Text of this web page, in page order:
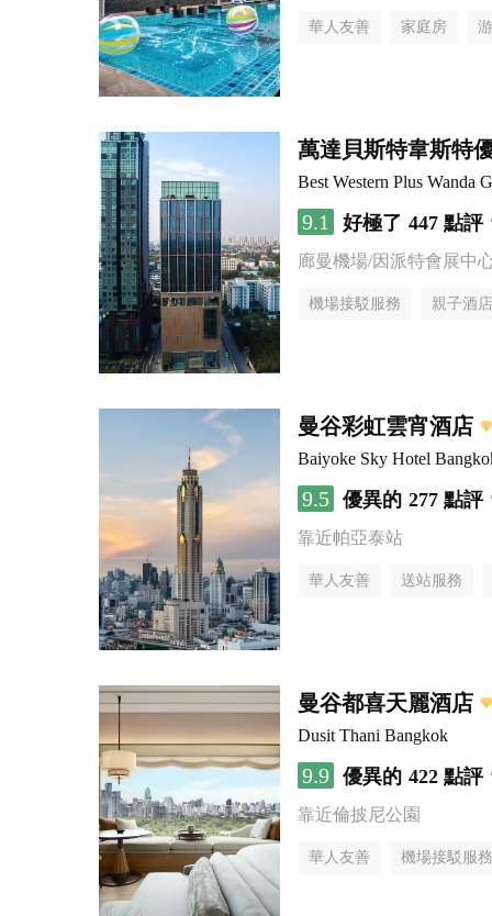
華人友善 家庭房
萬達貝斯特韋斯特
Best Western Plus Wanda
9.1 好極了 447 點評
廊曼機場/因派特會展中
機場接駁服務 親子酒店
曼谷彩虹雲宵酒店
Baiyoke Sky Hotel
9.5 優異的 277 點評
靠近帕亞泰站
華人友善 送站服務
曼谷都喜天麗酒店
Dusit Thani Bangkok
9.9 優異的 422 點評
靠近倫披尼公園
華人友善 機場接駁服務